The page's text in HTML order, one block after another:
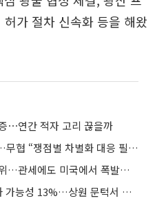
가 절차 신속화 등을 해왔
⋯연간 적자 고리 끊을까
美, 디지털 통상 전면 압박…무협 “쟁점별 차별화 대응 필요”
제닉, 하이드로겔 마스크 1위…관세에도 미국에서 폭발적 성장
美 클래리티 법안 연내 통과 가능성 13%…상원 문턱서 제동